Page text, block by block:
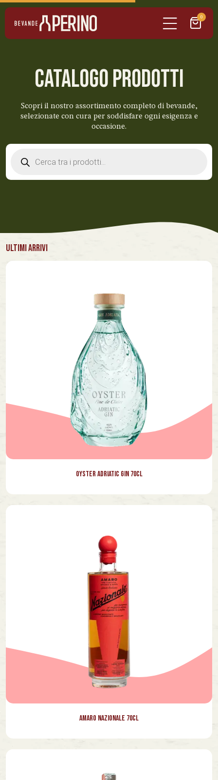
0
CATALOGO PRODOTTI
Scopri il nostro assortimento completo di bevande,
selezionate con cura per soddisfare ogni esigenza e
occasione.
search
ULTIMI ARRIVI
Oyster Adriatic Gin 70cl
Amaro Nazionale 70cl